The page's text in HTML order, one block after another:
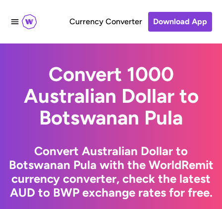
Currency Converter Download App
Convert 1000
Australian Dollar to
Botswanan Pula
Convert Australian Dollar to
Botswanan Pula with the WorldRemit
currency converter, check the latest
AUD to BWP exchange rates for free.